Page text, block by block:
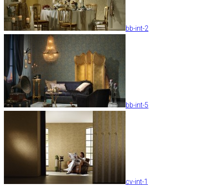
bb-int-2
bb-int-5
cv-int-1